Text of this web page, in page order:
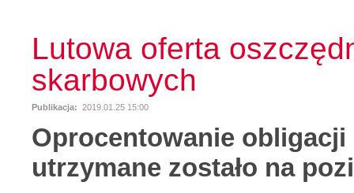
Lutowa oferta
skarbowych
Publikacja: 2019.01.25 15:00
Oprocentowanie
utrzymane zostało na